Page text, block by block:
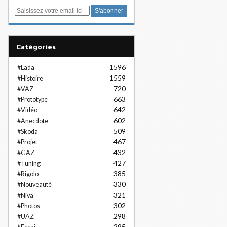
E
Catégories
#Lada 1596
#Histoire 1559
#VAZ 720
#Prototype 663
#Vidéo 642
#Anecdote 602
#Skoda 509
#Projet 467
#GAZ 432
#Tuning 427
#Rigolo 385
#Nouveauté 330
#Niva 321
#Photos 302
#UAZ 298